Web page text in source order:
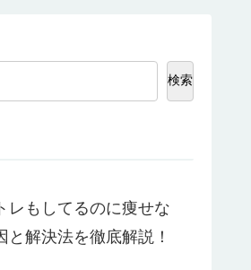
検索
レもしてるのに痩せな
解決法を徹底解説！